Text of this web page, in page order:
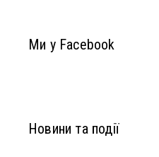
Ми у Facebook
Новини та події